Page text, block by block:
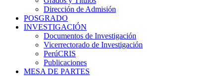
Dirección de Admisión
POSGRADO
INVESTIGACIÓN
Documentos de Investigación
Vicerrectorado de Investigación
PerúCRIS
Publicaciones
MESA DE PARTES